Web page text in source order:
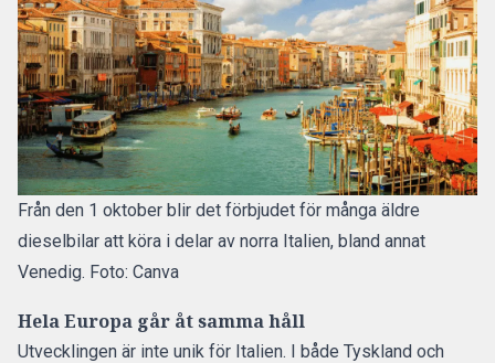
Från den 1 oktober blir det förbjudet för många äldre
dieselbilar att köra i delar av norra Italien, bland annat
Venedig. Foto: Canva
Hela Europa går åt samma håll
Utvecklingen är inte unik för Italien. I både Tyskland och